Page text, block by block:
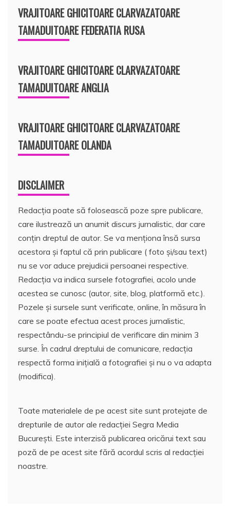
VRAJITOARE GHICITOARE CLARVAZATOARE
TAMADUITOARE FEDERATIA RUSA
VRAJITOARE GHICITOARE CLARVAZATOARE
TAMADUITOARE ANGLIA
VRAJITOARE GHICITOARE CLARVAZATOARE
TAMADUITOARE OLANDA
DISCLAIMER
Redacția poate să folosească poze spre publicare,
care ilustrează un anumit discurs jurnalistic, dar care
conțin dreptul de autor. Se va menționa însă sursa
acestora și faptul că prin publicare ( foto și/sau text)
nu se vor aduce prejudicii persoanei respective.
Redacția va indica sursele fotografiei, acolo unde
acestea se cunosc (autor, site, blog, platformă etc.).
Pozele și sursele sunt verificate, online, în măsura în
care se poate efectua acest proces jurnalistic,
respectându-se principiul de verificare din minim 3
surse. În cadrul dreptului de comunicare, redacția
respectă forma inițială a fotografiei și nu o va adapta
(modifica).
Toate materialele de pe acest site sunt protejate de
drepturile de autor ale redacției Segra Media
București. Este interzisă publicarea oricărui text sau
poză de pe acest site fără acordul scris al redacției
noastre.